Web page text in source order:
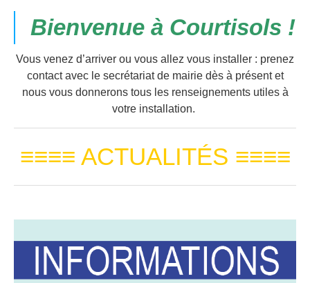
Bienvenue à Courtisols !
Vous venez d’arriver ou vous allez vous installer : prenez
contact avec le secrétariat de mairie dès à présent et
nous vous donnerons tous les renseignements utiles à
votre installation.
≡≡≡≡ ACTUALITÉS ≡≡≡≡